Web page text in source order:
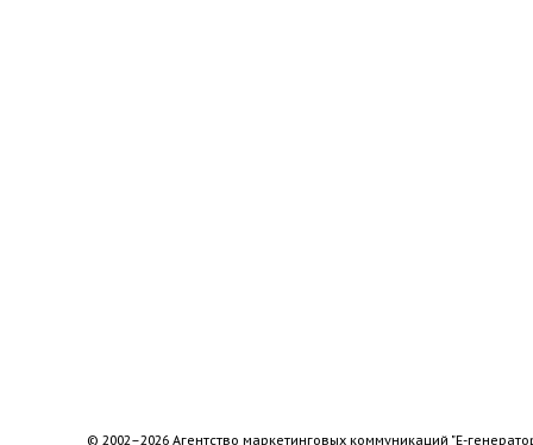
© 2002–2026 Агентство маркетинговых коммуникаций "Е-